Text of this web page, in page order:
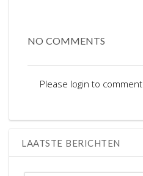
NO COMMENTS
Please login to comment
LAATSTE BERICHTEN